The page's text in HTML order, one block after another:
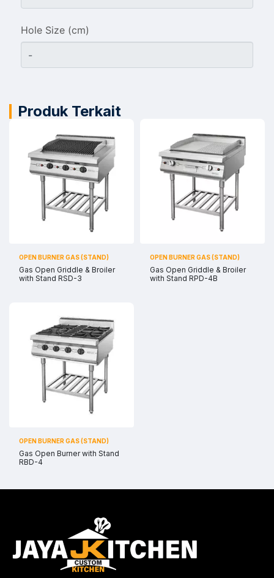
Hole Size (cm)
Produk Terkait
OPEN BURNER GAS (STAND)
Gas Open Griddle & Broiler
with Stand RSD-3
OPEN BURNER GAS (STAND)
Gas Open Griddle & Broiler
with Stand RPD-4B
OPEN BURNER GAS (STAND)
Gas Open Burner with Stand
RBD-4